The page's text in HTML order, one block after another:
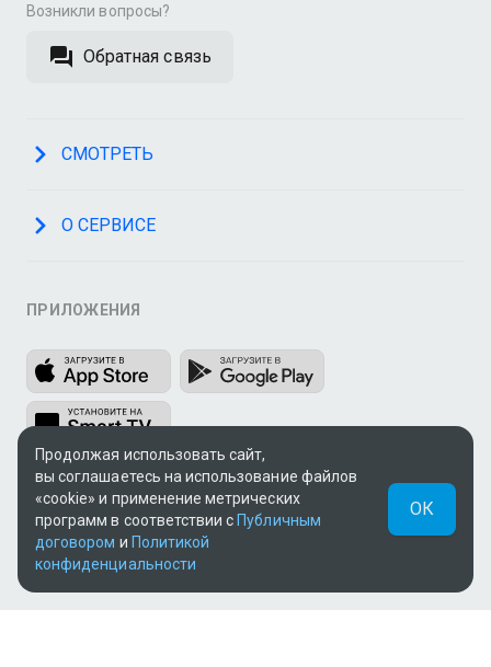
Возникли вопросы?
Обратная связь
СМОТРЕТЬ
О СЕРВИСЕ
ПРИЛОЖЕНИЯ
МЫ В СОЦСЕТЯХ
Продолжая использовать сайт,
вы соглашаетесь на использование файлов
«cookie» и применение метрических
программ в соответствии с Публичным
договором и Политикой
конфиденциальности
ОК